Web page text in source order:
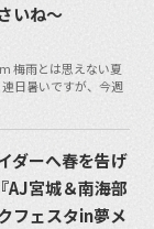
いね〜
梅雨とは思えない夏
日暑いですが、今週
ダーへ春を告げ
AJ宮城＆南海部
フェスタin夢メ